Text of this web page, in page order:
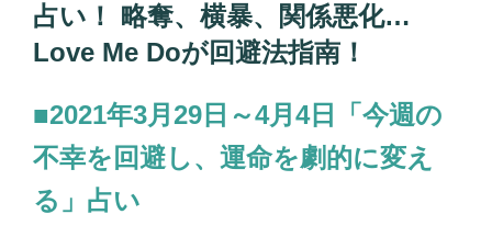
占い！ 略奪、横暴、関係悪化…
Love Me Doが回避法指南！
■2021年3月29日～4月4日「今週の
不幸を回避し、運命を劇的に変え
る」占い